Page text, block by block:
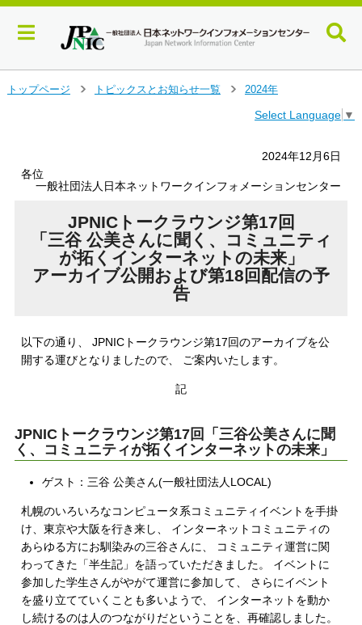
トップページ
トピックスとお知らせ一覧
2024年
Select Language ▼
2024年12月6日
各位
一般社団法人日本ネットワークインフォメーションセンター
JPNICトークラウンジ第17回
「三谷 公美さんに聞く、コミュニティ
が拓くインターネットの未来」
アーカイブ公開および第18回配信の予
告
以下の通り、 JPNICトークラウンジ第17回のアーカイブを公
開する運びとなりましたので、 ご案内いたします。
記
JPNICトークラウンジ第17回「三谷公美さんに聞
く、コミュニティが拓くインターネットの未来」
ゲスト：三谷 公美さん(一般社団法人LOCAL)
札幌のいろいろなコンピュータ系コミュニティイベントを手掛
け、東京や大阪を行き来し、 インターネットコミュニティの
あらゆる方にお馴染みの三谷さんに、 コミュニティ運営に関
わってきた「半生記」を語っていただきました。 イベントに
参加した学生さんがやがて運営に参加して、 さらにイベント
を盛り立てていくことも多いようで、 インターネットを動か
し続けるのは人のつながりだということを、再確認しました。